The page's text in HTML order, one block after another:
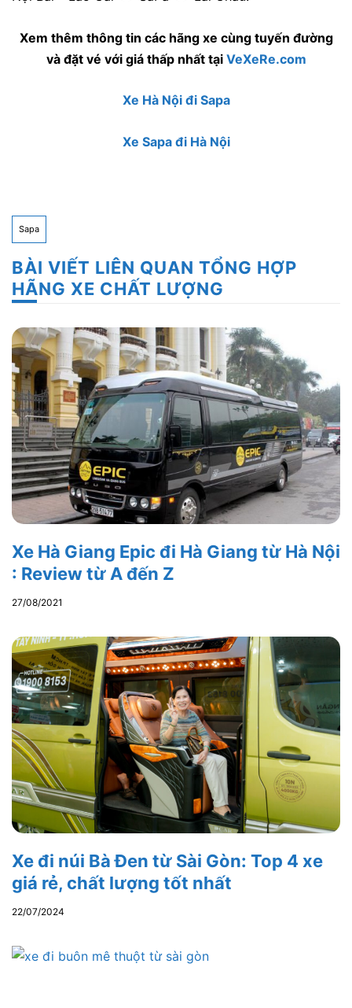
Xem thêm thông tin các hãng xe cùng tuyến đường
và đặt vé với giá thấp nhất tại VeXeRe.com
Xe Hà Nội đi Sapa
Xe Sapa đi Hà Nội
Sapa
BÀI VIẾT LIÊN QUAN TỔNG HỢP
HÃNG XE CHẤT LƯỢNG
Xe Hà Giang Epic đi Hà Giang từ Hà Nội
: Review từ A đến Z
27/08/2021
Xe đi núi Bà Đen từ Sài Gòn: Top 4 xe
giá rẻ, chất lượng tốt nhất
22/07/2024